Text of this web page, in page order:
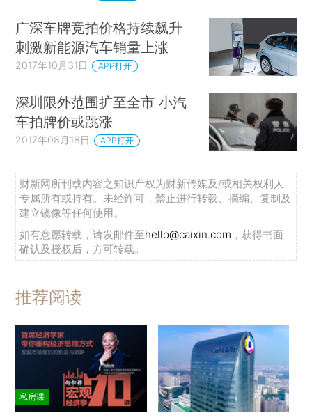
广深车牌竞拍价格持续飙升
刺激新能源汽车销量上涨
2017年10月31日 APP打开
深圳限外范围扩至全市 小汽
车拍牌价或跳涨
2017年08月18日 APP打开
财新网所刊载内容之知识产权为财新传媒及/或相关权利人
专属所有或持有。未经许可，禁止进行转载、摘编、复制及
建立镜像等任何使用。
如有意愿转载，请发邮件至hello@caixin.com ，获得书面
确认及授权后，方可转载。
推荐阅读
私房课